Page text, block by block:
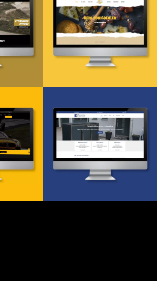
Webdesign & Entwicklung
Webdesign & -entwicklung